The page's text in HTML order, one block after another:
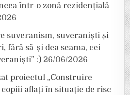
într-o zonă rezidențială
suveranism, suveraniști și
fără să-și dea seama, cei
:) 26/06/2026
proiectul „Construire
aflați în situație de risc